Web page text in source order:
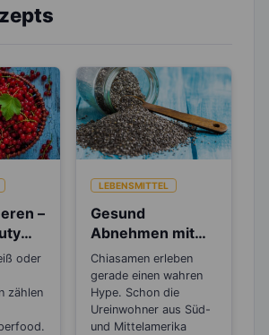
–
und
oder
zählen
LEBENSMITTEL
Gesund
Abnehmen mit
dem Superfood
Chiasamen
Chiasamen erleben
gerade einen wahren
Hype. Schon die
Ureinwohner aus Süd-
und Mittelamerika